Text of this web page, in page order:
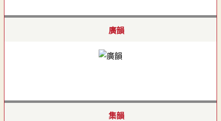
廣韻
集韻